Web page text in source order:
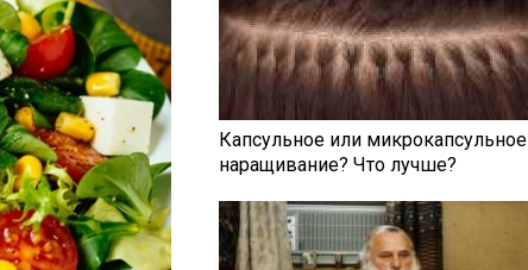
Капсульное или микрокапсульное
наращивание? Что лучше?